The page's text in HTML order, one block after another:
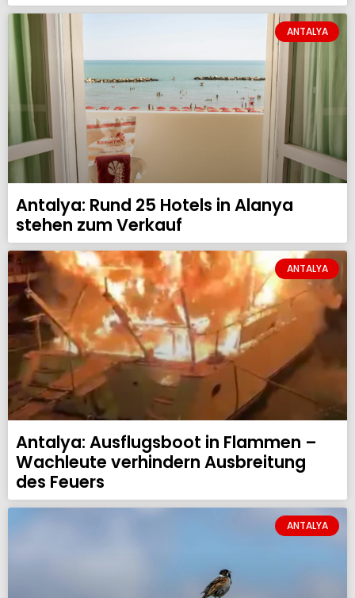
ANTALYA
Antalya: Rund 25 Hotels in Alanya
stehen zum Verkauf
ANTALYA
Antalya: Ausflugsboot in Flammen –
Wachleute verhindern Ausbreitung
des Feuers
ANTALYA